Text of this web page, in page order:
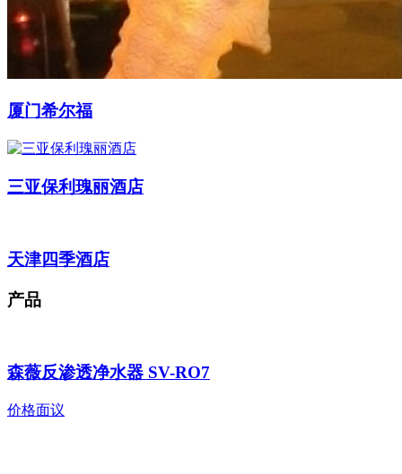
厦门希尔福
三亚保利瑰丽酒店
天津四季酒店
产品
森薇反渗透净水器 SV-RO7
价格面议